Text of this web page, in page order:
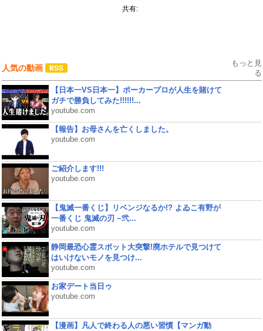
共有:
人気の動画
もっと見
る
【日本一VS日本一】ポーカープロが人生を賭けて
ガチで勝負してみた!!!!!!...
youtube.com
【報告】お母さんを亡くしました。
youtube.com
ご紹介します!!!
youtube.com
【鬼滅一番くじ】リベンジなるか!? よゐこ有野が
一番くじ 鬼滅の刃 ~弐...
youtube.com
静岡最恐心霊スポット大突撃!廃ホテルで見つけて
はいけないモノを見つけ...
youtube.com
お家デート当日ゥ
youtube.com
【漫画】凡人で終わる人の悪い習慣【マンガ動